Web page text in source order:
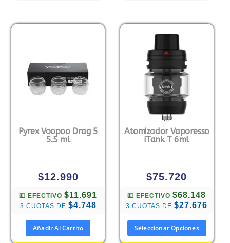
Pyrex Voopoo Drag 5
5.5 ml
$12.990
💵 EFECTIVO$11.691
3 CUOTAS DE $4.748
Añadir Al Carrito
Atomizador Vaporesso
iTank T 6ml
$75.720
💵 EFECTIVO$68.148
3 CUOTAS DE$27.676
Seleccionar Opciones